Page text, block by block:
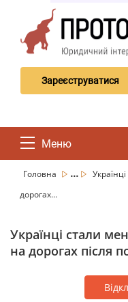
Зареєструватися
Меню
Головна ...
дорогах...
Українці стали
на дорогах після